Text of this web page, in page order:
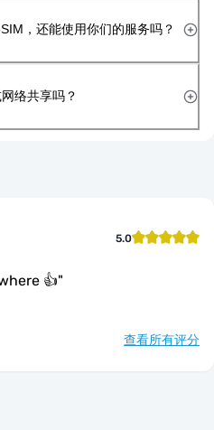
，还能使用你们的服务吗？
络共享吗？
5.0
👍"
查看所有评分